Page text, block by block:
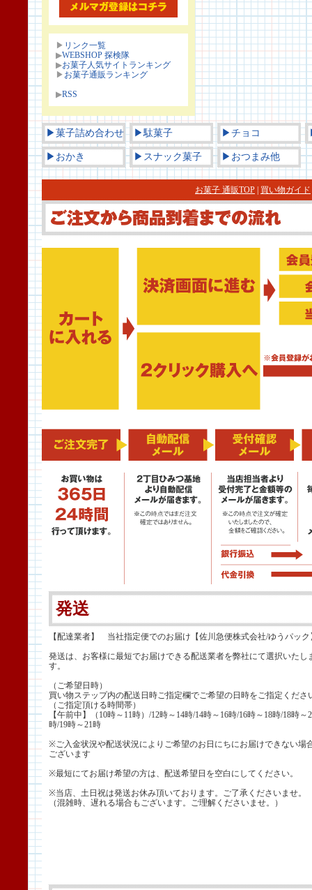
▶ リンク一覧
▶WEBSHOP 探検隊
▶お菓子人気サイトランキング
▶ お菓子通販ランキング
▶RSS
▶菓子詰め合わせ ▶駄菓子 ▶チョコ
▶おかき ▶スナック菓子 ▶おつまみ他
お菓子 通販TOP 買い物ガイド
発送
【配達業者】 当社指定便でのお届け【佐川急便株式会社/ゆうパック
発送は、お客様に最短でお届けできる配送業者を弊社にて選択いたし
す。
（ご希望日時）
買い物ステップ内の配送日時ご指定欄でご希望の日時をご指定くださ
（ご指定頂ける時間帯）
【午前中】（10時～11時）/12時～14時/14時～16時/16時～18時/18時～
時/19時～21時
※ご入金状況や配送状況によりご希望のお日にちにお届けできない場
ございます
※最短にてお届け希望の方は、配送希望日を空白にしてください。
※当店、土日祝は発送お休み頂いております。ご了承くださいませ。
（混雑時、遅れる場合もございます。ご理解くださいませ。）